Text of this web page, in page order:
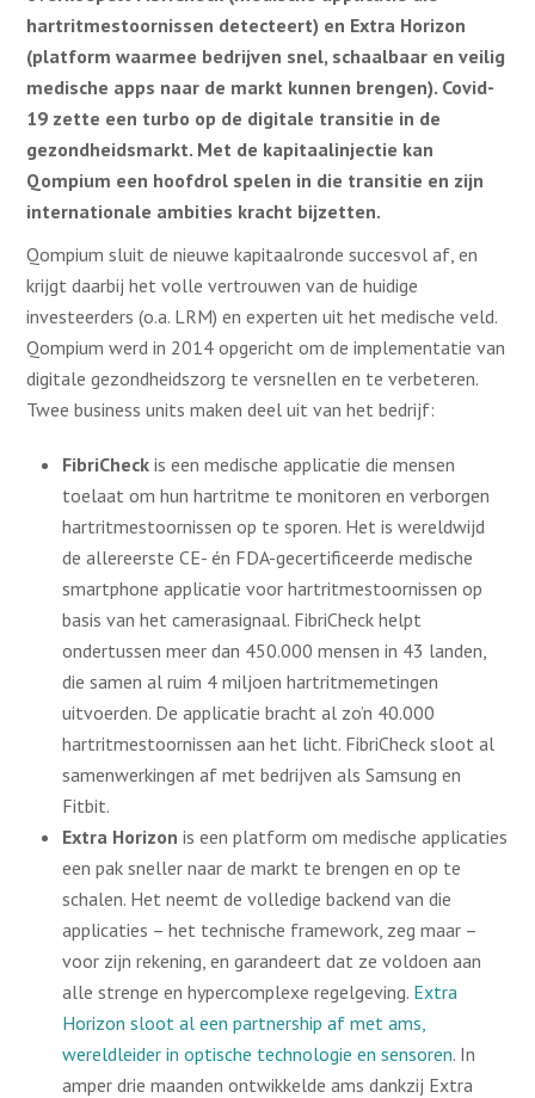
hartritmestoornissen detecteert) en Extra Horizon
(platform waarmee bedrijven snel, schaalbaar en veilig
medische apps naar de markt kunnen brengen). Covid-
19 zette een turbo op de digitale transitie in de
gezondheidsmarkt. Met de kapitaalinjectie kan
Qompium een hoofdrol spelen in die transitie en zijn
internationale ambities kracht bijzetten.
Qompium sluit de nieuwe kapitaalronde succesvol af, en
krijgt daarbij het volle vertrouwen van de huidige
investeerders (o.a. LRM) en experten uit het medische veld.
Qompium werd in 2014 opgericht om de implementatie van
digitale gezondheidszorg te versnellen en te verbeteren.
Twee business units maken deel uit van het bedrijf:
FibriCheck is een medische applicatie die mensen
toelaat om hun hartritme te monitoren en verborgen
hartritmestoornissen op te sporen. Het is wereldwijd
de allereerste CE- én FDA-gecertificeerde medische
smartphone applicatie voor hartritmestoornissen op
basis van het camerasignaal. FibriCheck helpt
ondertussen meer dan 450.000 mensen in 43 landen,
die samen al ruim 4 miljoen hartritmemetingen
uitvoerden. De applicatie bracht al zo’n 40.000
hartritmestoornissen aan het licht. FibriCheck sloot al
samenwerkingen af met bedrijven als Samsung en
Fitbit.
Extra Horizon is een platform om medische applicaties
een pak sneller naar de markt te brengen en op te
schalen. Het neemt de volledige backend van die
applicaties – het technische framework, zeg maar –
voor zijn rekening, en garandeert dat ze voldoen aan
alle strenge en hypercomplexe regelgeving. Extra
Horizon sloot al een partnership af met ams,
wereldleider in optische technologie en sensoren. In
amper drie maanden ontwikkelde ams dankzij Extra